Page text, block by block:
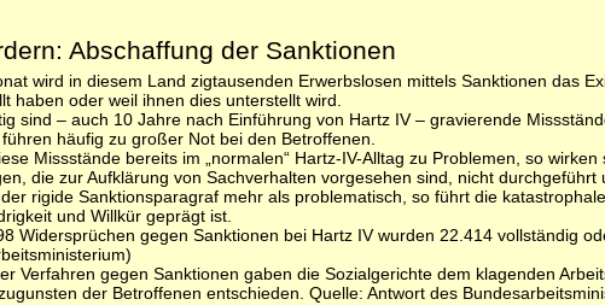
Abschaffung der Sanktionen
wird in diesem Land zigtausenden Erwerbslosen mittels Sanktionen das
haben oder weil ihnen dies unterstellt wird.
sind – auch 10 Jahre nach Einführung von Hartz IV – gravierende
häufig zu großer Not bei den Betroffenen.
Missstände bereits im „normalen“ Hartz-IV-Alltag zu Problemen, so
die zur Aufklärung von Sachverhalten vorgesehen sind, nicht
rigide Sanktionsparagraf mehr als problematisch, so führt die
und Willkür geprägt ist.
Widersprüchen gegen Sanktionen bei Hartz IV wurden 22.414 vollständig
Verfahren gegen Sanktionen gaben die Sozialgerichte dem klagenden
der Betroffenen entschieden. Quelle: Antwort des